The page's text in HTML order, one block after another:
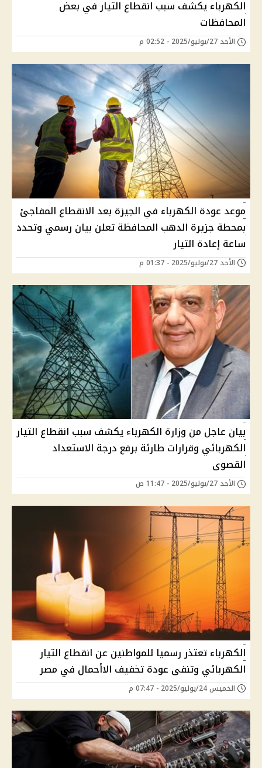
الكهرباء يكشف سبب انقطاع التيار في بعض
المحافظات
الأحد 27/يوليو/2025 - 02:52 م
موعد عودة الكهرباء في الجيزة بعد الانقطاع المفاجئ
بمحطة جزيرة الدهب المحافظة تعلن بيان رسمي وتحدد
ساعة إعادة التيار
الأحد 27/يوليو/2025 - 01:37 م
بيان عاجل من وزارة الكهرباء يكشف سبب انقطاع التيار
الكهربائي وقرارات طارئة برفع درجة الاستعداد
القصوى
الأحد 27/يوليو/2025 - 11:47 ص
الكهرباء تعتذر رسميا للمواطنين عن انقطاع التيار
الكهربائي وتنفى عودة تخفيف الاأحمال في مصر
الخميس 24/يوليو/2025 - 07:47 م